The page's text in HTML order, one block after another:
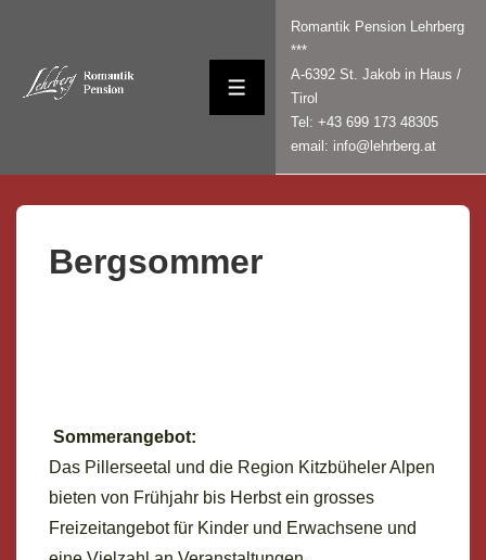
Inhalt
MENÜ
Romantik Pension Lehrberg
***
A-6392 St. Jakob in Haus /
Tirol
Tel: +43 699 173 48305
email: info@lehrberg.at
Bergsommer
Sommerangebot:
Das Pillerseetal und die Region Kitzbüheler Alpen
bieten von Frühjahr bis Herbst ein grosses
Freizeitangebot für Kinder und Erwachsene und